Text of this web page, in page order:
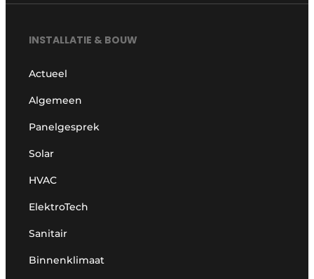
INSTALLATIE & BOUW
Actueel
Algemeen
Panelgesprek
Solar
HVAC
ElektroTech
Sanitair
Binnenklimaat